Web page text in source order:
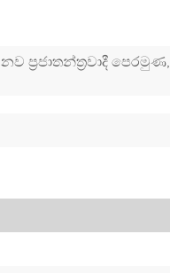
නව ප්‍රජාතන්ත්‍රවාදී පෙරමුණ,